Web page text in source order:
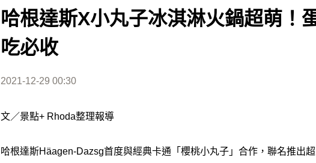
哈根達斯X小丸子冰淇淋火鍋超萌！
吃必收
2021-12-29 00:30
文／景點+ Rhoda整理報導
哈根達斯Häagen-Dazsg首度與經典卡通「櫻桃小丸子」合作，聯名推出